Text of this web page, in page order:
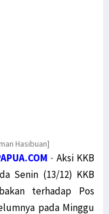
Hasibuan]
-Aksi KKB
Senin (13/12) KKB
terhadap Pos
pada Minggu